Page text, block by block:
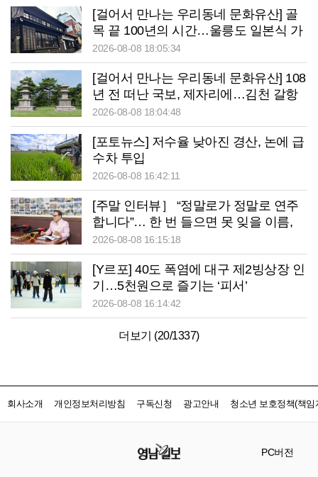
[걸어서 만나는 우리동네 문화유산] 골
목 끝 100년의 시간…울릉도 일본식 가
옥이 말하는 ‘잊지 말아야 할 역사’
2026-08-08 18:05:34
[걸어서 만나는 우리동네 문화유산] 108
년 전 떠난 국보, 제자리에…김천 갈항
사지 발굴 착수
2026-08-08 18:04:48
[포토뉴스] 저수율 낮아진 경산, 논에 급
수차 투입
2026-08-08 16:42:11
[주말 인터뷰］ “정말로가 정말로 연주
합니다”… 한 번 들으면 못 잊을 이름,
색소폰으로 이웃 웃게 만드는 사나이
2026-08-08 16:15:18
[Y르포] 40도 폭염에 대구 제2빙상장 인
기…5천원으로 즐기는 ‘피서’
2026-08-08 16:14:42
더보기 (20/1337)
회사소개 개인정보처리방침 구독신청 광고안내 청소년 보호정책(책임
PC버전